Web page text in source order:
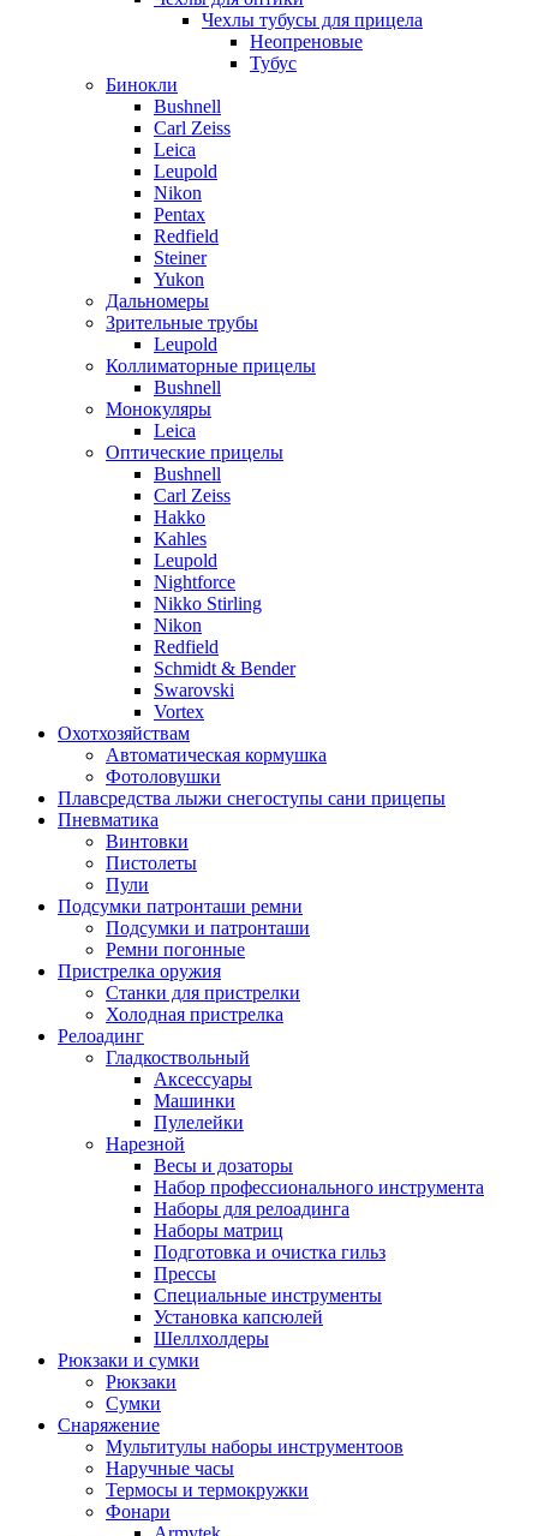
Чехлы тубусы для прицела
Неопреновые
Тубус
Бинокли
Bushnell
Carl Zeiss
Leica
Leupold
Nikon
Pentax
Redfield
Steiner
Yukon
Дальномеры
Зрительные трубы
Leupold
Коллиматорные прицелы
Bushnell
Монокуляры
Leica
Оптические прицелы
Bushnell
Carl Zeiss
Hakko
Kahles
Leupold
Nightforce
Nikko Stirling
Nikon
Redfield
Schmidt & Bender
Swarovski
Vortex
Охотхозяйствам
Автоматическая кормушка
Фотоловушки
Плавсредства лыжи снегоступы сани прицепы
Пневматика
Винтовки
Пистолеты
Пули
Подсумки патронташи ремни
Подсумки и патронташи
Ремни погонные
Пристрелка оружия
Станки для пристрелки
Холодная пристрелка
Релоадинг
Гладкоствольный
Аксессуары
Машинки
Пулелейки
Нарезной
Весы и дозаторы
Набор профессионального инструмента
Наборы для релоадинга
Наборы матриц
Подготовка и очистка гильз
Прессы
Специальные инструменты
Установка капсюлей
Шеллхолдеры
Рюкзаки и сумки
Рюкзаки
Сумки
Снаряжение
Мультитулы наборы инструментоов
Наручные часы
Термосы и термокружки
Фонари